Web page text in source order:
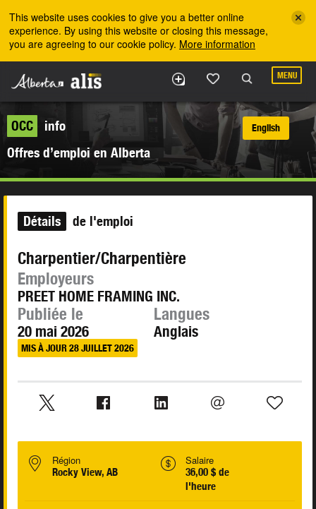
This website uses cookies to give you a better online
experience. By using this website or closing this message,
you are agreeing to our cookie policy. More information
MENU
OCC
info
Offres d’emploi en Alberta
English
Détails de l'emploi
Charpentier/Charpentière
Employeurs
PREET HOME FRAMING INC.
Publiée le
20 mai 2026
MIS À JOUR 28 JUILLET 2026
Langues
Anglais
Région
Rocky View, AB
Salaire
36,00 $ de
l'heure